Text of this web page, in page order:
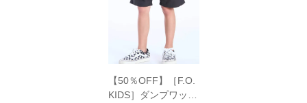
【50％OFF】［F.O.
KIDS］ダンプワッシ